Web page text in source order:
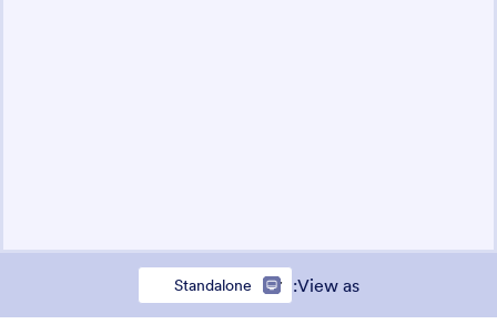
View as
:
Standalone